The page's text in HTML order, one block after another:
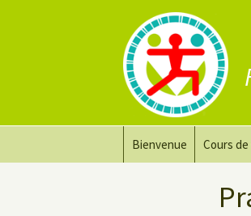
Bienvenue Cours de